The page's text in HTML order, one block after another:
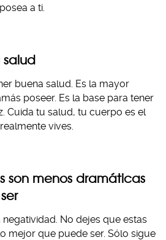
a ti.
salud
buena salud. Es la mayor
poseer. Es la base para tener
Cuida tu salud, tu cuerpo es el
vives.
son menos dramáticas
No dejes que estas
mejor que puede ser. Sólo sigue